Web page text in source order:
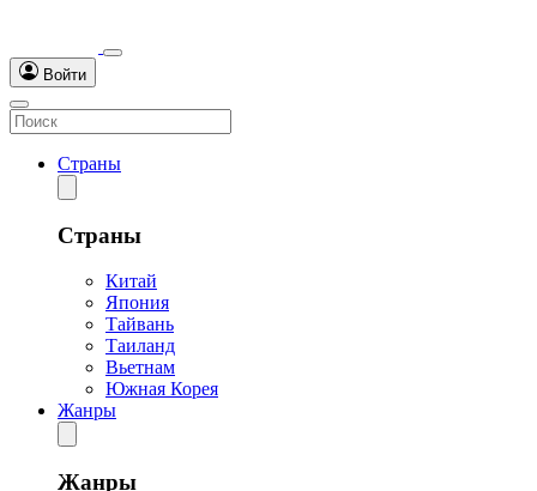
Войти
Страны
Страны
Китай
Япония
Тайвань
Таиланд
Вьетнам
Южная Корея
Жанры
Жанры